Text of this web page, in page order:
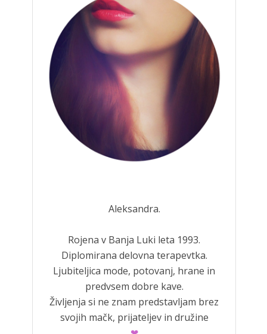
Aleksandra.
Rojena v Banja Luki leta 1993.
Diplomirana delovna terapevtka.
Ljubiteljica mode, potovanj, hrane in
predvsem dobre kave.
Življenja si ne znam predstavljam brez
svojih mačk, prijateljev in družine